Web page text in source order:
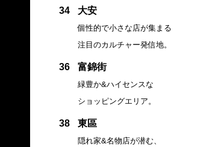
34 大安
個性的で小さな店が集まる
注目のカルチャー発信地。
36 富錦街
緑豊か&ハイセンスな
ショッピングエリア。
38 東區
隠れ家&名物店が潜む、